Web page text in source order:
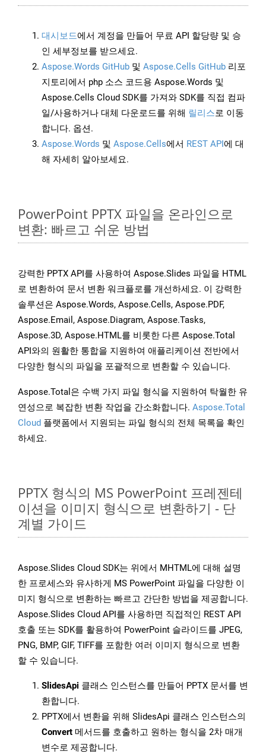
대시보드에서 계정을 만들어 무료 API 할당량 및 승
인 세부정보를 받으세요.
Aspose.Words GitHub 및 Aspose.Cells GitHub 리포
지토리에서 php 소스 코드용 Aspose.Words 및
Aspose.Cells Cloud SDK를 가져와 SDK를 직접 컴파
일/사용하거나 대체 다운로드를 위해 릴리스로 이동
합니다. 옵션.
Aspose.Words 및 Aspose.Cells에서 REST API에 대
해 자세히 알아보세요.
PowerPoint PPTX 파일을 온라인으로
변환: 빠르고 쉬운 방법
강력한 PPTX API를 사용하여 Aspose.Slides 파일을 HTML
로 변환하여 문서 변환 워크플로를 개선하세요. 이 강력한
솔루션은 Aspose.Words, Aspose.Cells, Aspose.PDF,
Aspose.Email, Aspose.Diagram, Aspose.Tasks,
Aspose.3D, Aspose.HTML를 비롯한 다른 Aspose.Total
API와의 원활한 통합을 지원하여 애플리케이션 전반에서
다양한 형식의 파일을 포괄적으로 변환할 수 있습니다.
Aspose.Total은 수백 가지 파일 형식을 지원하여 탁월한 유
연성으로 복잡한 변환 작업을 간소화합니다. Aspose.Total
Cloud 플랫폼에서 지원되는 파일 형식의 전체 목록을 확인
하세요.
PPTX 형식의 MS PowerPoint 프레젠테
이션을 이미지 형식으로 변환하기 - 단
계별 가이드
Aspose.Slides Cloud SDK는 위에서 MHTML에 대해 설명
한 프로세스와 유사하게 MS PowerPoint 파일을 다양한 이
미지 형식으로 변환하는 빠르고 간단한 방법을 제공합니다.
Aspose.Slides Cloud API를 사용하면 직접적인 REST API
호출 또는 SDK를 활용하여 PowerPoint 슬라이드를 JPEG,
PNG, BMP, GIF, TIFF를 포함한 여러 이미지 형식으로 변환
할 수 있습니다.
SlidesApi 클래스 인스턴스를 만들어 PPTX 문서를 변
환합니다.
PPTX에서 변환을 위해 SlidesApi 클래스 인스턴스의
Convert 메서드를 호출하고 원하는 형식을 2차 매개
변수로 제공합니다.